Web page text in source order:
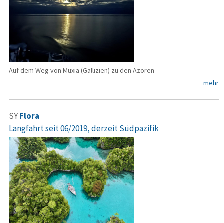
Auf dem Weg von Muxia (Gallizien) zu den Azoren
mehr
SYFlora
Langfahrt seit 06/2019, derzeit Südpazifik